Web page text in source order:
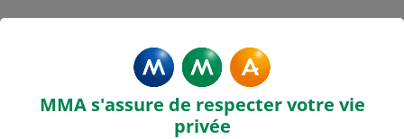
RUE DE NANTES
Accueil Assurance Pays de la Loire
Assurance Vendée (85)
Assurance Challans (85300)
MMA s'assure de respecter votre vie
privée